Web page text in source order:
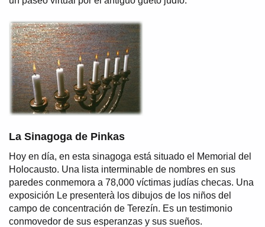
La Sinagoga de Pinkas
Hoy en día, en esta sinagoga está situado el Memorial del
Holocausto. Una lista interminable de nombres en sus
paredes conmemora a 78,000 víctimas judías checas. Una
exposición Le presenterà los dibujos de los niños del
campo de concentración de Terezín. Es un testimonio
conmovedor de sus esperanzas y sus sueños.